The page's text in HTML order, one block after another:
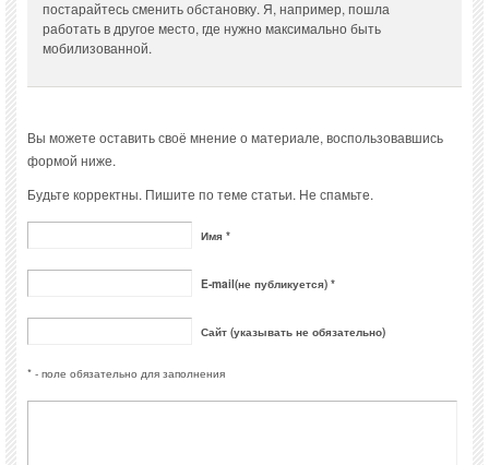
постарайтесь сменить обстановку. Я, например, пошла
работать в другое место, где нужно максимально быть
мобилизованной.
Вы можете оставить своё мнение о материале, воспользовавшись
формой ниже.
Будьте корректны. Пишите по теме статьи. Не спамьте.
Имя *
E-mail(не публикуется) *
Сайт (указывать не обязательно)
* - поле обязательно для заполнения